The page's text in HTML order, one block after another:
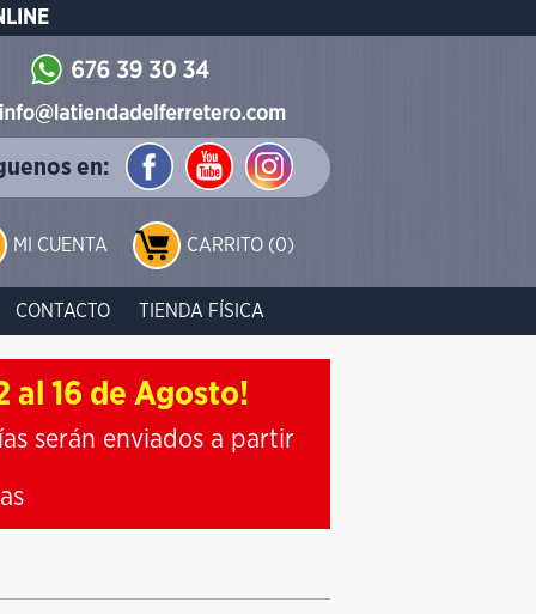
en:
MI CUENTA CARRITO (0)
CONTACTO TIENDA FÍSICA
al 16 de Agosto!
serán enviados a partir